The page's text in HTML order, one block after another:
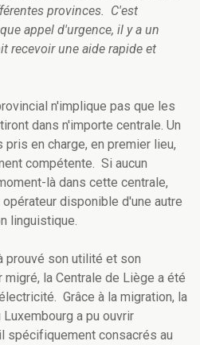
provinces. C'est
appel d'urgence, il y a un
recevoir une aide rapide et
n'implique pas que les
dans n'importe centrale. Un
en charge, en premier lieu,
compétente. Si aucun
là dans cette centrale,
disponible d'une autre
linguistique.
prouvé son utilité et son
la Centrale de Liège a été
Grâce à la migration, la
a pu ouvrir
spécifiquement consacrés au